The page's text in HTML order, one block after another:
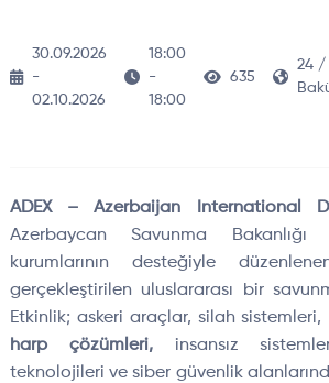
30.09.2026
-
02.10.2026
18:00
-
18:00
635
24 /
ADEX – Azerbaijan International
Azerbaycan Savunma
kurumlarının desteğiyle
gerçekleştirilen uluslararası bir
Etkinlik; askeri araçlar, silah
harp çözümleri, insansız
teknolojileri ve siber güvenlik